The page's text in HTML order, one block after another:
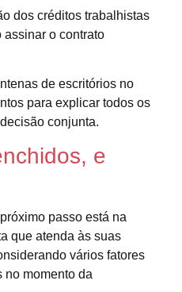
dos créditos trabalhistas
assinar o contrato
de escritórios no
para explicar todos os
conjunta.
e
passo está na
que atenda às suas
vários fatores
no momento da